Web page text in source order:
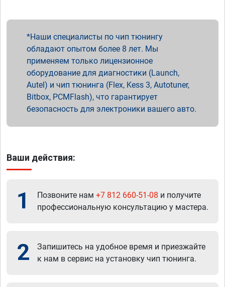
Наши специалисты по чип тюнингу
обладают опытом более 8 лет. Мы
применяем только лицензионное
оборудование для диагностики (Launch,
Autel) и чип тюнинга (Flex, Kess 3, Autotuner,
Bitbox, PCMFlash), что гарантирует
безопасность для электроники вашего авто.
Ваши действия:
1 Позвоните нам +7 812 660-51-08 и получите
профессиональную консультацию у мастера.
2
Запишитесь на удобное время и приезжайте
к нам в сервис на установку чип тюнинга.